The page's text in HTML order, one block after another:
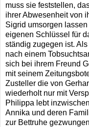
muss sie feststellen,
ihrer Abwesenheit von
Sigrid umsorgen
eigenen Schlüssel für
ständig zugegen ist.
nach einem
sich bei ihrem Freund
mit seinem
Zusteller die von
wiederholt nur mit
Philippa lebt
Annika und deren
zur Bettruhe